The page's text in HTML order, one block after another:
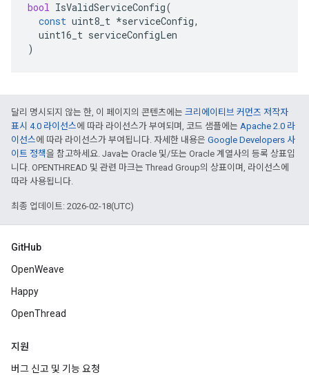
bool IsValidServiceConfig(
const uint8_t *serviceConfig,
uint16_t serviceConfigLen
)
달리 명시되지 않는 한, 이 페이지의 콘텐츠에는 크리에이티브 커먼즈 저작자
표시 4.0 라이선스에 따라 라이선스가 부여되며, 코드 샘플에는 Apache 2.0 라
이선스에 따라 라이선스가 부여됩니다. 자세한 내용은 Google Developers 사
이트 정책을 참고하세요. Java는 Oracle 및/또는 Oracle 계열사의 등록 상표입
니다. OPENTHREAD 및 관련 마크는 Thread Group의 상표이며, 라이선스에
따라 사용됩니다.
최종 업데이트: 2026-02-18(UTC)
GitHub
OpenWeave
Happy
OpenThread
지원
버그 신고 및 기능 요청